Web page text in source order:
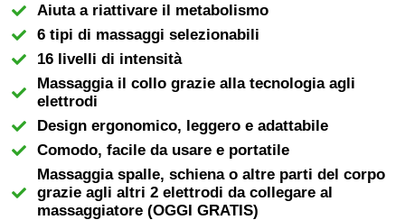
Aiuta a riattivare il metabolismo
6 tipi di massaggi selezionabili
16 livelli di intensità
Massaggia il collo grazie alla tecnologia agli
elettrodi
Design ergonomico, leggero e adattabile
Comodo, facile da usare e portatile
Massaggia spalle, schiena o altre parti del corpo
grazie agli altri 2 elettrodi da collegare al
massaggiatore (OGGI GRATIS)